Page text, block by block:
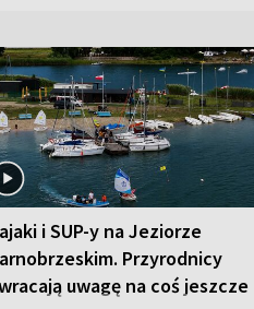
i SUP-y na Jeziorze
Przyrodnicy
uwagę na coś jeszcze